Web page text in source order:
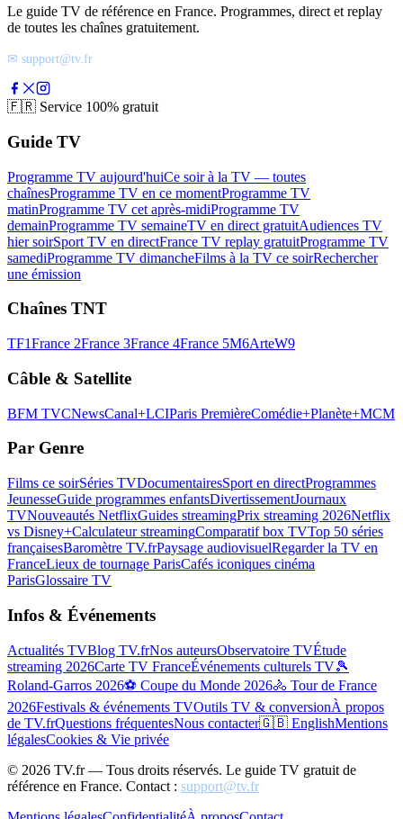
Le guide TV de référence en France. Programmes, direct et replay
de toutes les chaînes gratuitement.
✉ support@tv.fr
🇫🇷 Service 100% gratuit
Guide TV
Programme TV aujourd'huiCe soir à la TV — toutes
chaînesProgramme TV en ce momentProgramme TV
matinProgramme TV cet après-midiProgramme TV
demainProgramme TV semaineTV en direct gratuitAudiences TV
hier soirSport TV en directFrance TV replay gratuitProgramme TV
samediProgramme TV dimancheFilms à la TV ce soirRechercher
une émission
Chaînes TNT
TF1France 2France 3France 4France 5M6ArteW9
Câble & Satellite
BFM TVCNewsCanal+LCIParis PremièreComédie+Planète+MCM
Par Genre
Films ce soirSéries TVDocumentairesSport en directProgrammes
JeunesseGuide programmes enfantsDivertissementJournaux
TVNouveautés NetflixGuides streamingPrix streaming 2026Netflix
vs Disney+Calculateur streamingComparatif box TVTop 50 séries
françaisesBaromètre TV.frPaysage audiovisuelRegarder la TV en
FranceLieux de tournage ParisCafés iconiques cinéma
ParisGlossaire TV
Infos & Événements
Actualités TVBlog TV.frNos auteursObservatoire TVÉtude
streaming 2026Carte TV FranceÉvénements culturels TV🎾
Roland-Garros 2026⚽ Coupe du Monde 2026🚴 Tour de France
2026Festivals & événements TVOutils TV & conversionÀ propos
de TV.frQuestions fréquentesNous contacter🇬🇧 EnglishMentions
légalesCookies & Vie privée
© 2026 TV.fr — Tous droits réservés. Le guide TV gratuit de
référence en France. Contact : support@tv.fr